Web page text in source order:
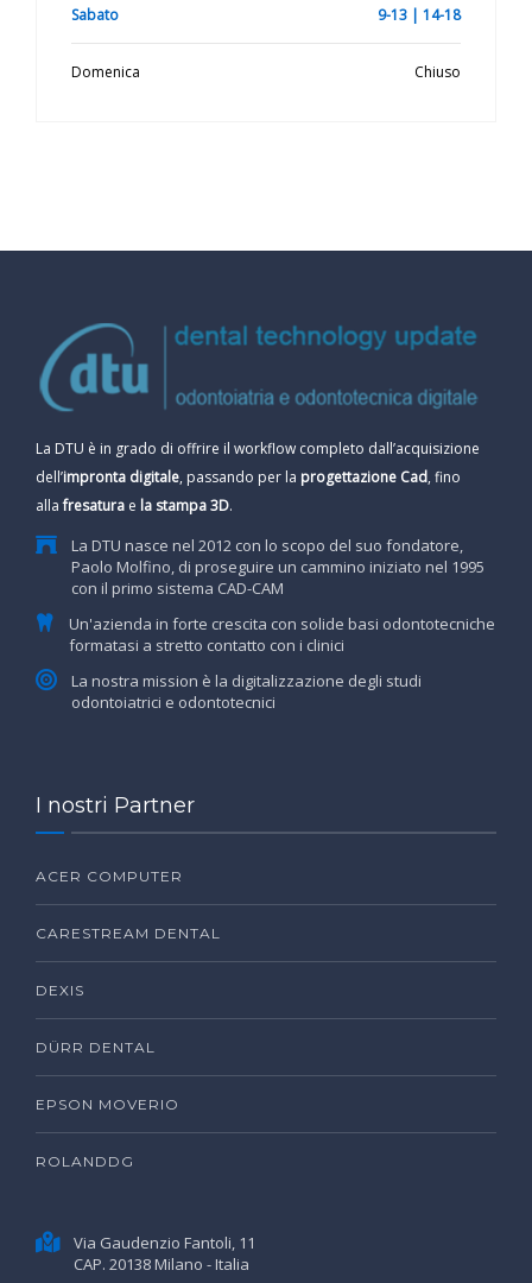
Sabato 9-13 | 14-18
Domenica Chiuso
La DTU è in grado di offrire il workflow completo dall’acquisizione
dell’impronta digitale, passando per la progettazione Cad, fino
allafresatura e la stampa 3D.
La DTU nasce nel 2012 con lo scopo del suo fondatore,
Paolo Molfino, di proseguire un cammino iniziato nel 1995
con il primo sistema CAD-CAM
Un'azienda in forte crescita con solide basi odontotecniche
formatasi a stretto contatto con i clinici
La nostra mission è la digitalizzazione degli studi
odontoiatrici e odontotecnici
I nostri Partner
ACER COMPUTER
CARESTREAM DENTAL
DEXIS
DÜRR DENTAL
EPSON MOVERIO
ROLANDDG
Via Gaudenzio Fantoli, 11
CAP. 20138 Milano - Italia